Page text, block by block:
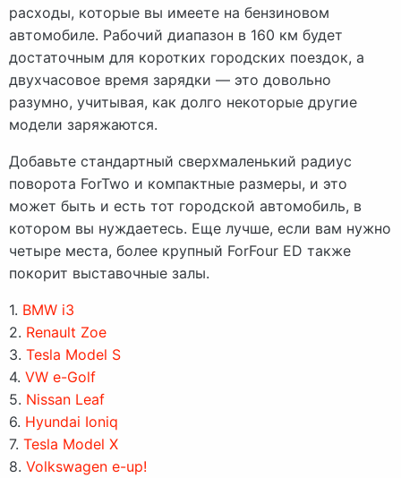
расходы, которые вы имеете на бензиновом
автомобиле. Рабочий диапазон в 160 км будет
достаточным для коротких городских поездок, а
двухчасовое время зарядки — это довольно
разумно, учитывая, как долго некоторые другие
модели заряжаются.
Добавьте стандартный сверхмаленький радиус
поворота ForTwo и компактные размеры, и это
может быть и есть тот городской автомобиль, в
котором вы нуждаетесь. Еще лучше, если вам нужно
четыре места, более крупный ForFour ED также
покорит выставочные залы.
1. BMW i3
2. Renault Zoe
3. Tesla Model S
4. VW e-Golf
5. Nissan Leaf
6. Hyundai Ioniq
7. Tesla Model X
8. Volkswagen e-up!